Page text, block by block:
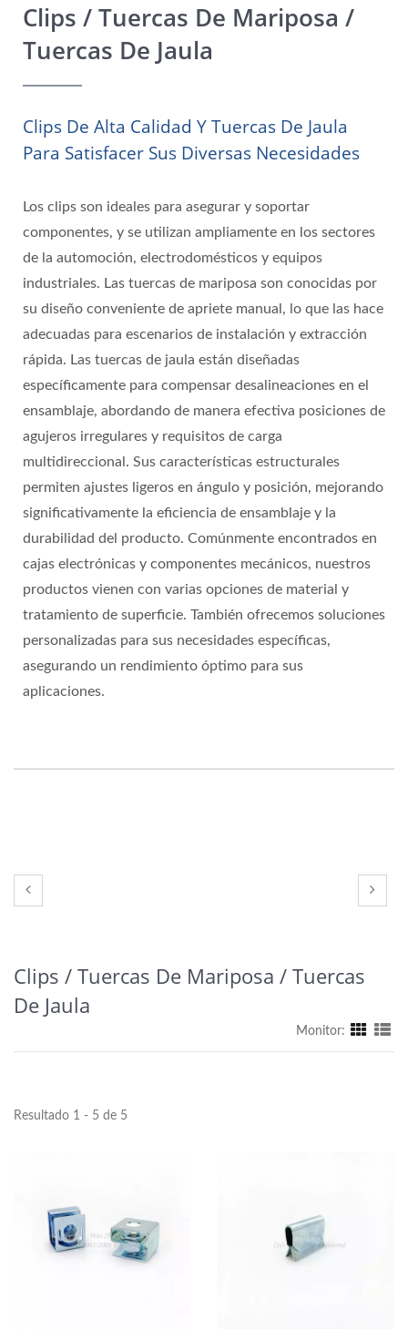
Clips / Tuercas De Mariposa /
Tuercas De Jaula
Clips De Alta Calidad Y Tuercas De Jaula
Para Satisfacer Sus Diversas Necesidades
Los clips son ideales para asegurar y soportar
componentes, y se utilizan ampliamente en los sectores
de la automoción, electrodomésticos y equipos
industriales. Las tuercas de mariposa son conocidas por
su diseño conveniente de apriete manual, lo que las hace
adecuadas para escenarios de instalación y extracción
rápida. Las tuercas de jaula están diseñadas
específicamente para compensar desalineaciones en el
ensamblaje, abordando de manera efectiva posiciones de
agujeros irregulares y requisitos de carga
multidireccional. Sus características estructurales
permiten ajustes ligeros en ángulo y posición, mejorando
significativamente la eficiencia de ensamblaje y la
durabilidad del producto. Comúnmente encontrados en
cajas electrónicas y componentes mecánicos, nuestros
productos vienen con varias opciones de material y
tratamiento de superficie. También ofrecemos soluciones
personalizadas para sus necesidades específicas,
asegurando un rendimiento óptimo para sus
aplicaciones.
Clips / Tuercas De Mariposa / Tuercas
De Jaula
Monitor:
Resultado 1 - 5 de 5